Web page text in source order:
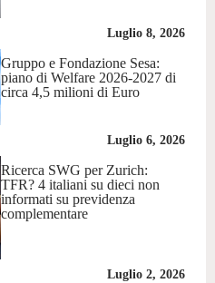
Luglio 8, 2026
Gruppo e Fondazione Sesa:
piano di Welfare 2026-2027 di
circa 4,5 milioni di Euro
Luglio 6, 2026
Ricerca SWG per Zurich:
TFR? 4 italiani su dieci non
informati su previdenza
complementare
Luglio 2, 2026